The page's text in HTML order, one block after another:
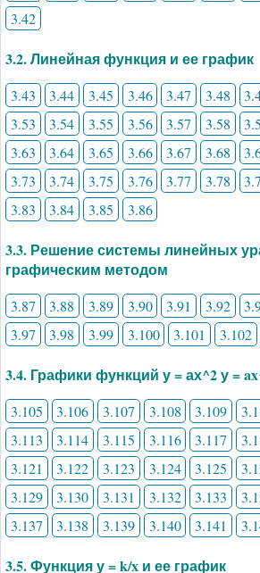
3.42
3.2. Линейная функция и ее график
3.43 3.44 3.45 3.46 3.47 3.48
3.53
3.54 3.55 3.56 3.57 3.58
3.63
3.64 3.65 3.66 3.67 3.68
3.73
3.74 3.75 3.76 3.77 3.78
3.83
3.84 3.85 3.86
3.3. Решение системы линейных
графическим методом
3.87 3.88 3.89 3.90 3.91 3.92
3.97
3.98 3.99 3.100 3.101 3.102
3.4. Графики функций у = ах^2 у =
3.105 3.106 3.107 3.108 3.109
3.113
3.114 3.115 3.116 3.117
3.121
3.122 3.123 3.124 3.125
3.129
3.130 3.131 3.132 3.133
3.137
3.138 3.139 3.140 3.141
3.5. Функция у = k/x и ее график